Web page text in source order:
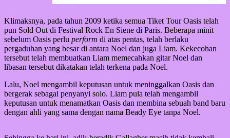
Klimaksnya, pada tahun 2009 ketika semua Tiket Tour Oasis telah
pun Sold Out di Festival Rock En Siene di Paris. Beberapa minit
sebelum Oasis perlu perform di atas pentas, telah berlaku
pergaduhan yang besar di antara Noel dan juga Liam. Kekecohan
tersebut telah membuatkan Liam memecahkan gitar Noel dan
libasan tersebut dikatakan telah terkena pada Noel.
Lalu, Noel mengambil keputusan untuk meninggalkan Oasis dan
bergerak sebagai penyanyi solo. Liam pula telah mengambil
keputusan untuk menamatkan Oasis dan membina sebuah band baru
dengan ahli yang sama dengan nama Beady Eye tanpa Noel.